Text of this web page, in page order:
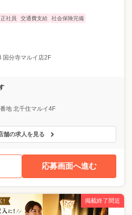
正社員 交通費支給
社会保険完備
国分寺マルイ店2F
地 北千住マルイ4F
舗の求人を見る
応募画面へ進む
掲載終了間近